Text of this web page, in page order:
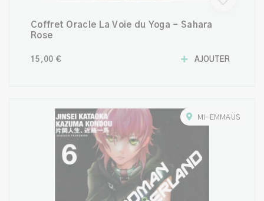
Coffret Oracle La Voie du Yoga – Sahara
Rose
15,00 € AJOUTER
MI-EMMAÜS